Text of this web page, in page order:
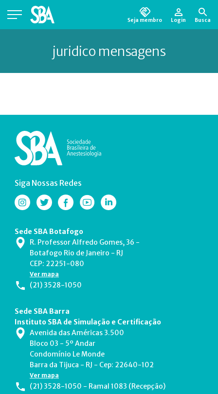
Seja membro Login Busca
para encontrá-lo.juridico mensagens
Siga Nossas Redes
Sede SBA Botafogo
R. Professor Alfredo Gomes, 36 -
Botafogo Rio de Janeiro - RJ
CEP: 22251-080
Ver mapa
(21) 3528-1050
Sede SBA Barra
Instituto SBA de Simulação e Certificação
Avenida das Américas 3.500
Bloco 03 - 5º Andar
Condomínio Le Monde
Barra da Tijuca - RJ - Cep: 22640-102
Ver mapa
(21) 3528-1050 - Ramal 1083 (Recepção)